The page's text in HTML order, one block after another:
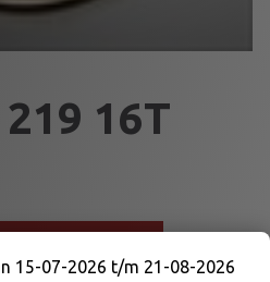
16T
15-07-2026 t/m 21-08-2026